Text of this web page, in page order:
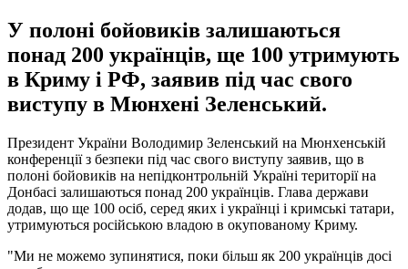
У полоні бойовиків залишаються
понад 200 українців, ще 100 утримують
в Криму і РФ, заявив під час свого
виступу в Мюнхені Зеленський.
Президент України Володимир Зеленський на Мюнхенській
конференції з безпеки під час свого виступу заявив, що в
полоні бойовиків на непідконтрольній Україні території на
Донбасі залишаються понад 200 українців. Глава держави
додав, що ще 100 осіб, серед яких і українці і кримські татари,
утримуються російською владою в окупованому Криму.
"Ми не можемо зупинятися, поки більш як 200 українців досі